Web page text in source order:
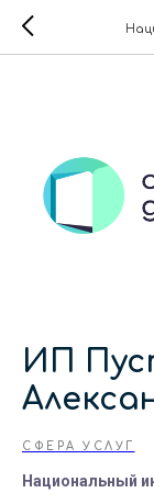
ИП
СФЕРА УСЛУГ
Национальный